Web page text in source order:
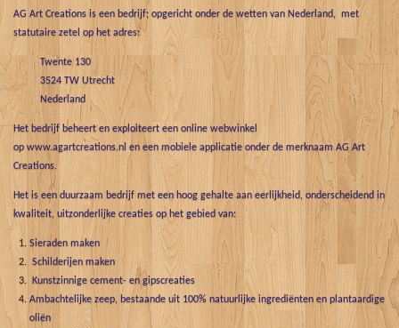
AG Art Creations is een bedrijf; opgericht onder de wetten van Nederland, met
statutaire zetel op het adres:
Twente 130
3524 TW Utrecht
Nederland
Het bedrijf beheert en exploiteert een online webwinkel
op www.agartcreations.nl en een mobiele applicatie onder de merknaam AG Art
Creations.
Het is een duurzaam bedrijf met een hoog gehalte aan eerlijkheid, onderscheidend in
kwaliteit, uitzonderlijke creaties op het gebied van:
Sieraden maken
Schilderijen maken
Kunstzinnige cement- en gipscreaties
Ambachtelijke zeep, bestaande uit 100% natuurlijke ingrediënten en plantaardige
oliën